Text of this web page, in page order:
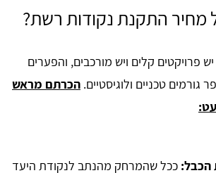
התקנת נקודות רשת?
פרויקטים קלים ויש מורכבים, והפערים
טכניים ולוגיסטיים. הכרתם מראש
הכבל: ככל שהמרחק מהנתב לנקודת היעד